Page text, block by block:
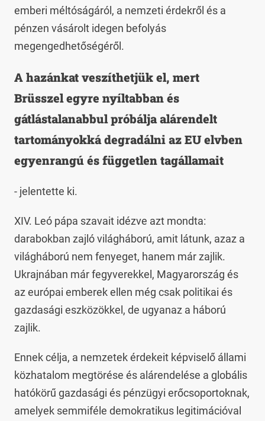
emberi méltóságáról, a nemzeti érdekről és a
pénzen vásárolt idegen befolyás
megengedhetőségéről.
A hazánkat veszíthetjük el, mert
Brüsszel egyre nyíltabban és
gátlástalanabbul próbálja alárendelt
tartományokká degradálni az EU elvben
egyenrangú és független tagállamait
- jelentette ki.
XIV. Leó pápa szavait idézve azt mondta:
darabokban zajló világháború, amit látunk, azaz a
világháború nem fenyeget, hanem már zajlik.
Ukrajnában már fegyverekkel, Magyarország és
az európai emberek ellen még csak politikai és
gazdasági eszközökkel, de ugyanaz a háború
zajlik.
Ennek célja, a nemzetek érdekeit képviselő állami
közhatalom megtörése és alárendelése a globális
hatókörű gazdasági és pénzügyi erőcsoportoknak,
amelyek semmiféle demokratikus legitimációval